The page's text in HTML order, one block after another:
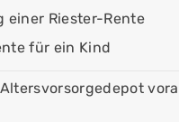
einer Riester-Rente
für ein Kind